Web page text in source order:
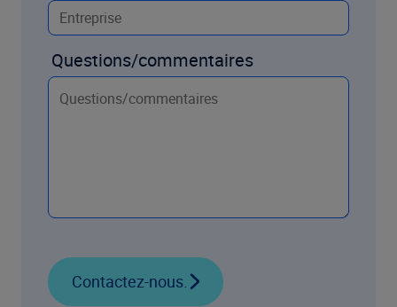
Questions/commentaires
Contactez-nous.